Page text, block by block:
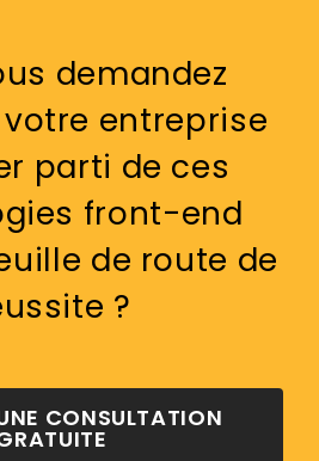
demandez
entreprise
parti de ces
front-end
de route de
?
CONSULTATION